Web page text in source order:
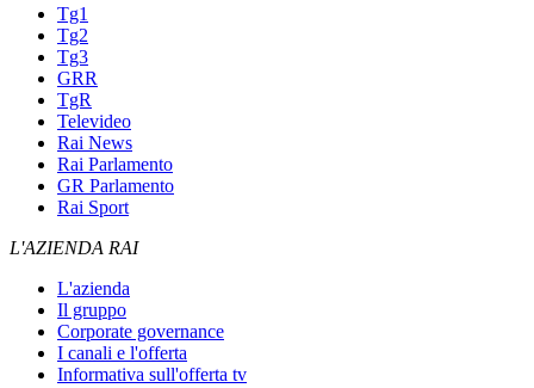
Tg1
Tg2
Tg3
GRR
TgR
Televideo
Rai News
Rai Parlamento
GR Parlamento
Rai Sport
L'AZIENDA RAI
L'azienda
Il gruppo
Corporate governance
I canali e l'offerta
Informativa sull'offerta tv